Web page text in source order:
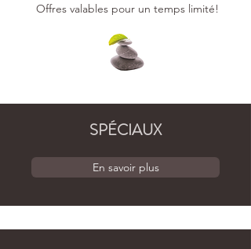
Offres valables pour un temps limité!
SPÉCIAUX
En savoir plus